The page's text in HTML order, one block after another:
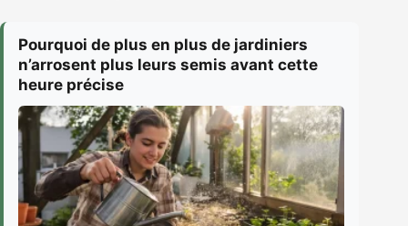
Pourquoi de plus en plus de jardiniers
n’arrosent plus leurs semis avant cette
heure précise